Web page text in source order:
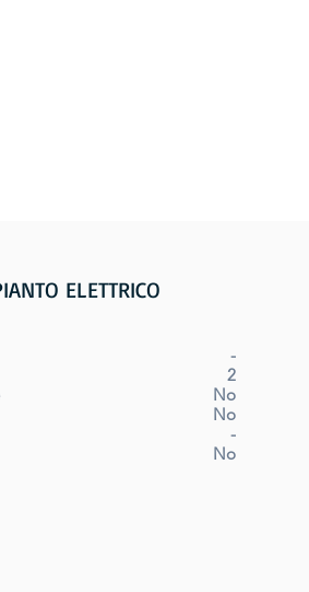
ELETTRICO
-
2
No
No
-
No